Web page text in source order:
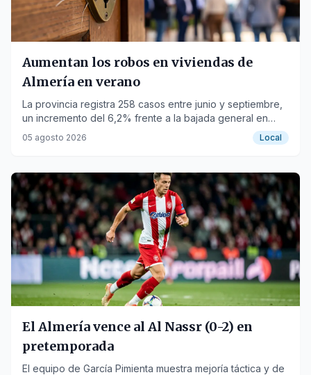
Aumentan los robos en viviendas de
Almería en verano
La provincia registra 258 casos entre junio y septiembre,
un incremento del 6,2% frente a la bajada general en
Andalucía y España.
05 agosto 2026 Local
El Almería vence al Al Nassr (0-2) en
pretemporada
El equipo de García Pimienta muestra mejoría táctica y de